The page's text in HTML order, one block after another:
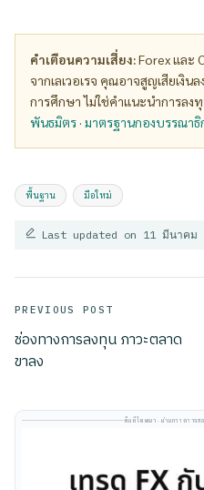
คำเตือนความเสี่ยง:Forex และ
จากเลเวอเรจ คุณอาจสูญเสียเงิ
การศึกษา ไม่ใช่คำแนะนำการลง
พันธมิตร · มาตรฐานกองบรรณาธิ
Tags:
พื้นฐาน มือใหม่
Last updated on 11 มีนาคม
Post
navigation
PREVIOUS POST
ช่องทางการลงทุน ภาวะตลาด
ขาลง
พื้นที่โฆษณา · ผ่านการตรวจส